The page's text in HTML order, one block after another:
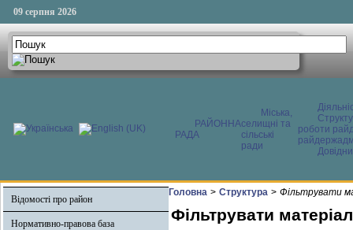
09 серпня 2026
РАЙОННА
РАДА
Міська,
селищні та
сільські
ради
роботи
Відомості про район
Нормативно-правова база
Головна > Структура > Фільтрувати
Фільтрувати